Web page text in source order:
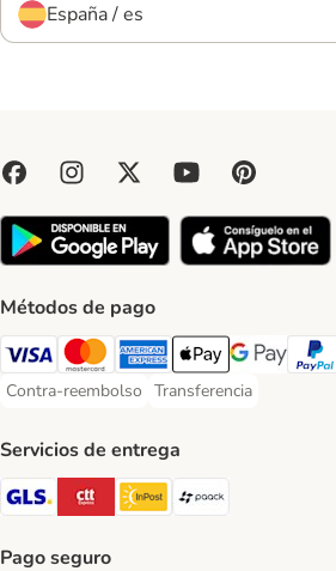
España / es
Métodos de pago
Visa Payment Method
Mastercard Payment Method
American Express Payment
Apple Pay Payment
Google Pay
Contra-reembolso
Contra-reembolso Payment Method
Transferencia
Transferencia Payment
Servicios de entrega
GLS Shipping Method
CTTExpress Shipping Method
InPost Shipping
paack
Pago seguro